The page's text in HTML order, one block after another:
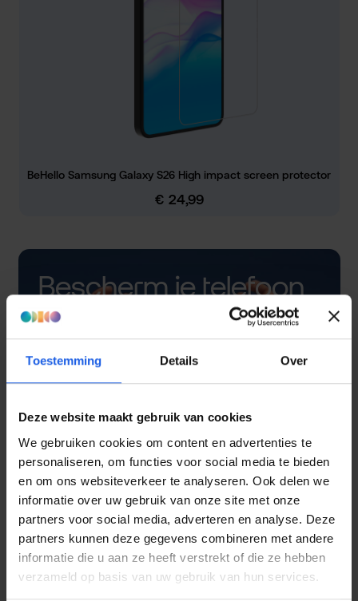
Toestemming Details Over
Deze website maakt gebruik van cookies
We gebruiken cookies om content en advertenties te
personaliseren, om functies voor social media te bieden
en om ons websiteverkeer te analyseren. Ook delen we
informatie over uw gebruik van onze site met onze
partners voor social media, adverteren en analyse. Deze
partners kunnen deze gegevens combineren met andere
informatie die u aan ze heeft verstrekt of die ze hebben
verzameld op basis van uw gebruik van hun services.
BeHello Samsung Galaxy S26 High impact screen protector
Normale prijs:
€ 24,99
Bescherm je telefoon
met een hoesje